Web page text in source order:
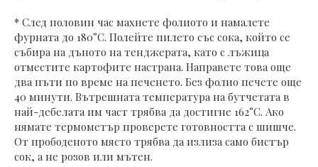
* След половин час махнете фолиото и намалете
фурната до 180°C. Полейте пилето със сока, който се
събира на дъното на тенджерата, като с лъжица
отместите картофите настрана. Направете това още
два пъти по време на печенето. Без фолио печете още
40 минути. Вътрешната температура на бутчетата в
най-дебелата им част трябва да достигне 162°C. Ако
нямате термометър проверете готовността с шишче.
От прободеното място трябва да излиза само бистър
сок, а не розов или мътен.